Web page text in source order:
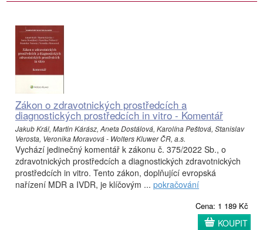
Zákon o zdravotnických prostředcích a
diagnostických prostředcích in vitro - Komentář
Jakub Král, Martin Kárász, Aneta Dostálová, Karolína Peštová, Stanislav
Verosta, Veronika Moravová - Wolters Kluwer ČR, a.s.
Vychází jedinečný komentář k zákonu č. 375/2022 Sb., o
zdravotnických prostředcích a diagnostických zdravotnických
prostředcích in vitro. Tento zákon, doplňující evropská
nařízení MDR a IVDR, je klíčovým ... pokračování
Cena: 1 189 Kč
KOUPIT